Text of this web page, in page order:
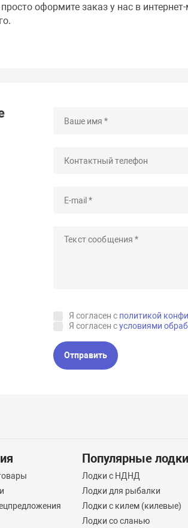
оформите заказ у нас в
Я согласен с политикой
Я согласен сусловиями
Отправить
Популярные лодки
Лодки с НДНД
Лодки для рыбалки
Лодки с килем (килевые)
Лодки со сланью